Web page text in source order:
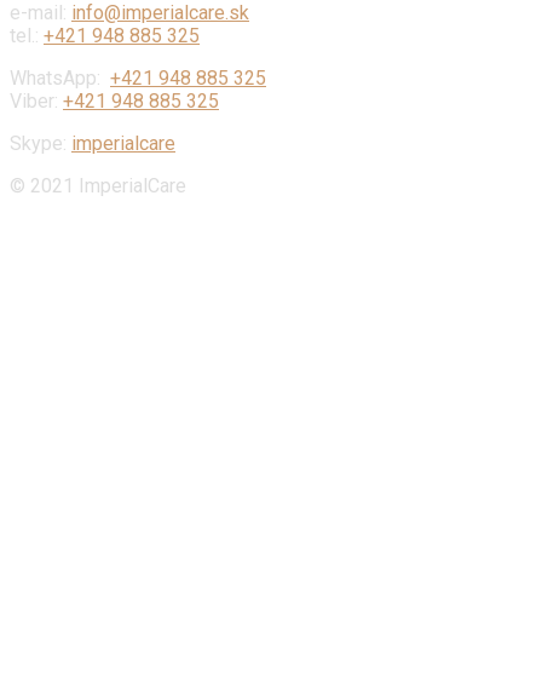
e-mail: info@imperialcare.sk
tel.: +421 948 885 325
WhatsApp: +421 948 885 325
Viber: +421 948 885 325
Skype: imperialcare
© 2021 ImperialCare